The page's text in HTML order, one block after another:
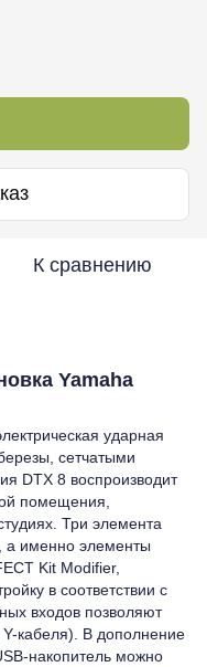
К сравнению
Yamaha
ударная
сетчатыми
DTX 8 воспроизводит
помещения,
Три элемента
а именно элементы
Kit Modifier,
в соответствии с
входов позволяют
кабеля). В дополнение
накопитель можно